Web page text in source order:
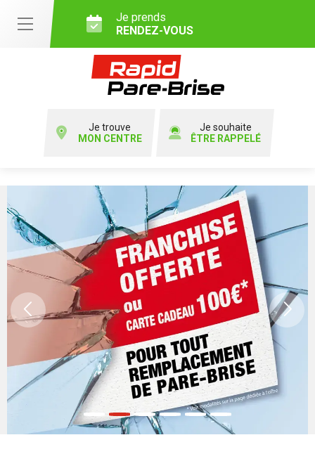
Je prends
RENDEZ-VOUS
Je trouve
MON CENTRE
Je souhaite
ÊTRE RAPPELÉ
Previous